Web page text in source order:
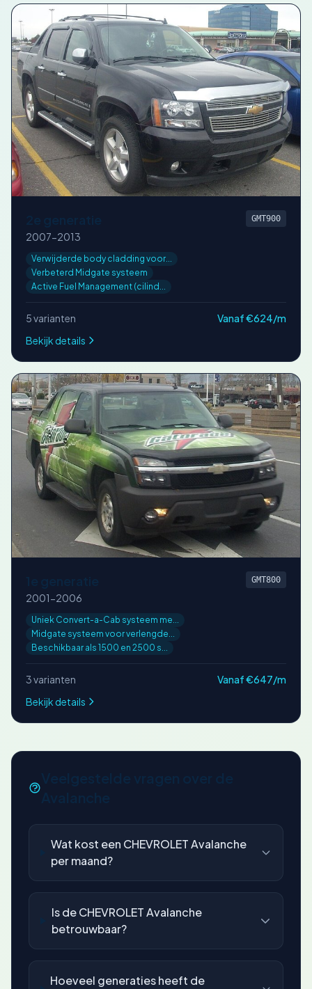
2007-2013
GMT900
Verwijderde body cladding voor...
Verbeterd Midgate systeem
Active Fuel Management (cilind...
5 varianten
Vanaf €624/m
Bekijk details
2001-2006
GMT800
Uniek Convert-a-Cab systeem me...
Midgate systeem voor verlengde...
Beschikbaar als 1500 en 2500 s...
3 varianten
Vanaf €647/m
Bekijk details
Wat kost een CHEVROLET Avalanche
per maand?
Is de CHEVROLET Avalanche
betrouwbaar?
Hoeveel generaties heeft de